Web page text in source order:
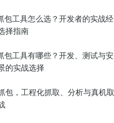
包工具怎么选？开发者的实战经
择指南
包工具有哪些？开发、测试与安
的实战选择
包，工程化抓取、分析与真机取